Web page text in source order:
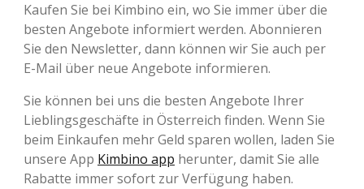
Kaufen Sie bei Kimbino ein, wo Sie immer über die
besten Angebote informiert werden. Abonnieren
Sie den Newsletter, dann können wir Sie auch per
E-Mail über neue Angebote informieren.
Sie können bei uns die besten Angebote Ihrer
Lieblingsgeschäfte in Österreich finden. Wenn Sie
beim Einkaufen mehr Geld sparen wollen, laden Sie
unsere App Kimbino app herunter, damit Sie alle
Rabatte immer sofort zur Verfügung haben.